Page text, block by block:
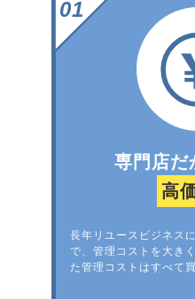
専門店だ
高
長年リユースビジネス
で、管理コストを大き
た管理コストはすべて